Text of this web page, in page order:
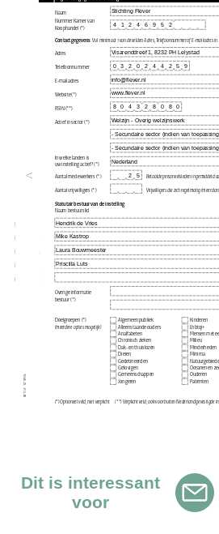
Dit is interessant
voor